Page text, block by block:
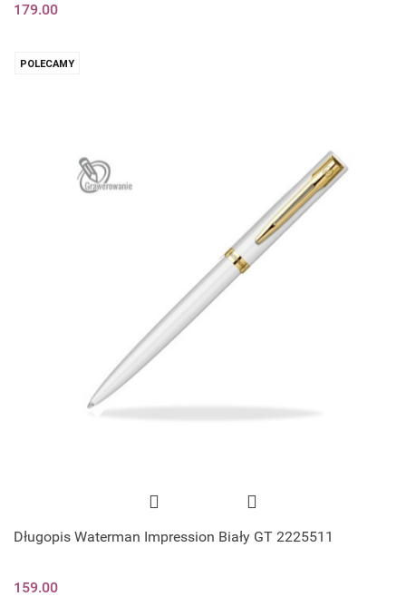
179.00
POLECAMY
Długopis Waterman Impression Biały GT 2225511
159.00